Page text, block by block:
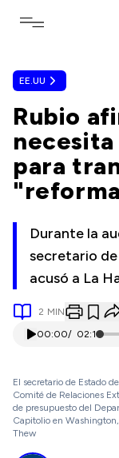
Toggle
EE.UU
Rubio
para
Durante la
secretario
acusó a La
2 MIN
00:00/ 02:11
El secretario de Estado
Comité de Relaciones
de presupuesto del
Capitolio en
Thew